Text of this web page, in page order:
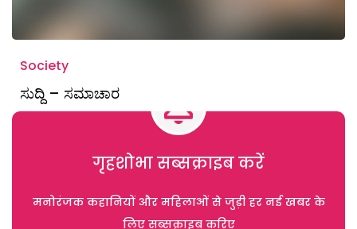
Society
ಸುದ್ದಿ – ಸಮಾಚಾರ
गृहशोभा सब्सक्राइब करें
मनोरंजक कहानियों और महिलाओं से जुड़ी हर नई खबर के
लिए सब्सक्राइब करिए